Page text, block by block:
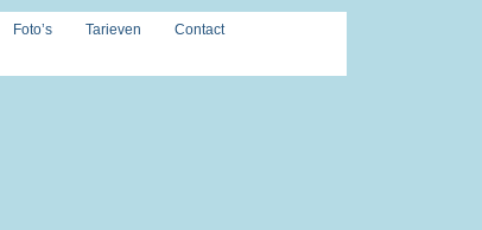
Foto’s Tarieven
Contact